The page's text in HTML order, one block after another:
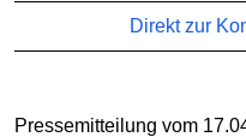
Direkt zur
Pressemitteilung vom